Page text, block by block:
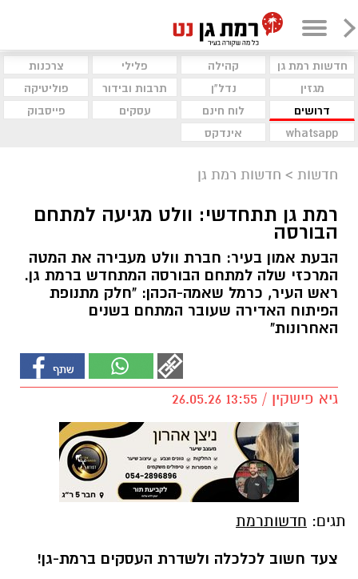
חדשות רמת גן קהילה פלילי
צרכנות
מגזין
נדל"ן תרבות ובידור
פוליטיקה
דרושים
לוח חינם עסקים
פייסבוק
whatsapp
אינדקס
חדשות > חדשות רמת גן
רמת גן תתחדשי: וולט מגיעה למתחם
הבורסה
הבעת אמון בעיר: חברת וולט מעבירה את המטה
המרכזי שלה למתחם הבורסה המתחדש ברמת גן.
ראש העיר, כרמל שאמה-הכהן: "חלק מתנופת
הפיתוח האדירה שעובר המתחם בשנים
האחרונות"
גיא פישקין / 13:55 26.05.26
תגים: חדשותרמת
צעד חשוב לכלכלה ולשדרת העסקים ברמת-גן!